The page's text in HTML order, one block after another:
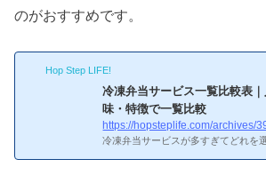
のがおすすめです。
Hop Step LIFE!
冷凍弁当サービス一覧比較表｜
味・特徴で一覧比較
https://hopsteplife.com/archives/
冷凍弁当サービスが多すぎてどれを